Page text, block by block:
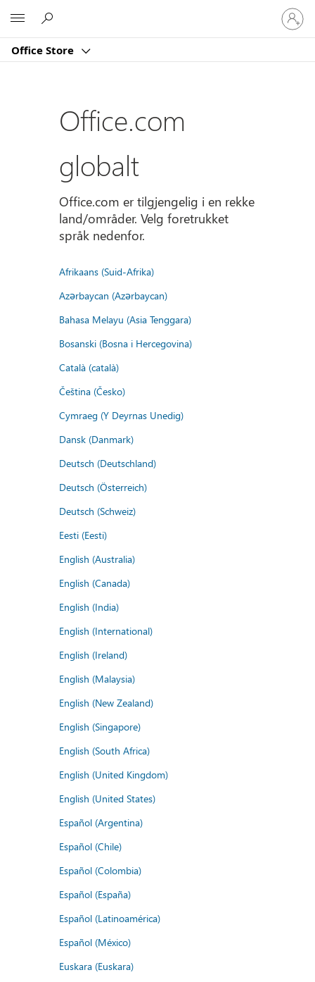
Office Store
Logg
på
kontoen
Office.com
globalt
Office.com er tilgjengelig i en rekke
land/områder. Velg foretrukket
språk nedenfor.
Afrikaans (Suid-Afrika)
Azərbaycan (Azərbaycan)
Bahasa Melayu (Asia Tenggara)
Bosanski (Bosna i Hercegovina)
Català (català)
Čeština (Česko)
Cymraeg (Y Deyrnas Unedig)
Dansk (Danmark)
Deutsch (Deutschland)
Deutsch (Österreich)
Deutsch (Schweiz)
Eesti (Eesti)
English (Australia)
English (Canada)
English (India)
English (International)
English (Ireland)
English (Malaysia)
English (New Zealand)
English (Singapore)
English (South Africa)
English (United Kingdom)
English (United States)
Español (Argentina)
Español (Chile)
Español (Colombia)
Español (España)
Español (Latinoamérica)
Español (México)
Euskara (Euskara)